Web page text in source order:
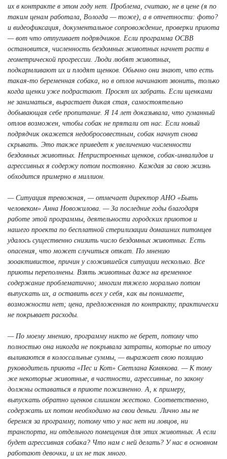
их в контракте в этом году нет. Проблема, считаю, не в цене (я по
таким ценам работала, Вологда — тоже), а в отчетности: фото?
и видеофиксация, документальное сопровождение, проверки приюта
— вот что отпугивает подрядчиков. Если программа ОСВВ
остановится, численность бездомных животных начнет расти в
геометрической прогрессии. Люди любят животных,
подкармливают их и плодят щенков. Обычно они знают, что есть
такая-то беременная собака, но в отлов начинают звонить, только
когда щенки уже подрастают. Просят их забрать. Если щенками
не заниматься, вырастает дикая стая, самостоятельно
добывающая себе пропитание. Я 14 лет доказывала, что гуманный
отлов возможен, чтобы собак не прятали от нас. Если новый
подрядчик окажется недобросовестным, собак начнут снова
скрывать. Это также приведет к увеличению численности
бездомных животных. Непристроенных щенков, собак-инвалидов и
агрессивных я содержу потом постоянно. Каждая за свою жизнь
обходится примерно в миллион.
— Ситуация тревожная, — отмечает директор АНО «Быть
человеком» Анна Новожилова. — За последние годы благодаря
работе этой программы, деятельности городских приютов и
нашего проекта по бесплатной стерилизации домашних питомцев
удалось существенно снизить число бездомных животных. Есть
опасения, что может случиться откат. По мнению
зооактивистов, причин у сложившейся ситуации несколько. Все
приюты переполнены. Взять животных даже на временное
содержание проблематично; многим тяжело морально потом
выпускать их, а оставить всех у себя, как вы понимаете,
возможности нет; цена, предложенная по контракту, практически
не покрывает расходы.
— По моему мнению, программу никто не берет, потому что
полностью она никогда не покрывала затраты, которые по итогу
выливаются в колоссальные суммы, — выражает свою позицию
руководитель приюта «Пес и Кот» Светлана Комякова. — К тому
же некоторые животные, в частности, агрессивные, по закону
должны оставаться в приюте пожизненно. А, к примеру,
выпускать обратно щенков слишком жестоко. Соответственно,
содержать их потом необходимо на свои деньги. Лично мы не
беремся за программу, потому что у нас нет ни ловцов, ни
транспорта, ни отдельного помещения для этих животных. А если
будет агрессивная собака? Что нам с ней делать? У нас в основном
работают девочки, и их не так много.